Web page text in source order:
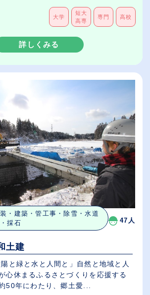
大学
短大
高専
専門 高校
詳しくみる
・建築・管工事・除雪・水道
採石
47人
土建
と緑と水と人間と」自然と地域と人
心休まるふるさとづくりを応援する
50年にわたり、郷土愛...